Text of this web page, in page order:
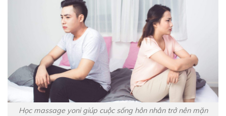
Học massage yoni giúp cuộc sống hôn nhân trở nên mặn